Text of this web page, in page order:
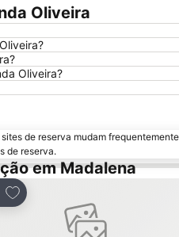
Oliveira
Oliveira?
de reserva mudam
de reserva.
em Madalena
Adicionar aos favoritos